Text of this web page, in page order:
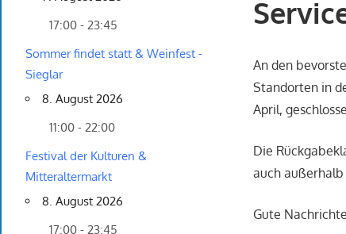
An den
Standorten in
April,
Die
auch
Gute
17:00 - 23:45
Sommer findet statt & Weinfest -
Sieglar
8. August 2026
11:00 - 22:00
Festival der Kulturen &
Mitteraltermarkt
8. August 2026
17:00 - 23:45